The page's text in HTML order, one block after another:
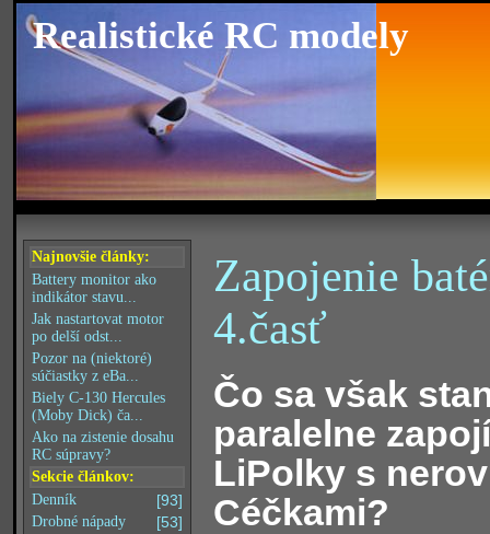
Realistické RC modely
Najnovšie články:
Battery monitor ako
indikátor stavu...
Jak nastartovat motor
po delší odst...
Pozor na (niektoré)
súčiastky z eBa...
Biely C-130 Hercules
(Moby Dick) ča...
Ako na zistenie dosahu
RC súpravy?
Sekcie článkov:
[93]
Denník
[53]
Drobné nápady
Zapojenie
4.časť
Čo sa však
paralelne
LiPolky s
Céčkami?